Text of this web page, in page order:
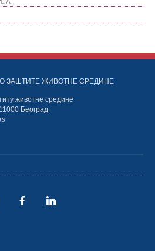
ЗАШТИТЕ ЖИВОТНЕ СРЕДИНЕ
животне средине
Београд